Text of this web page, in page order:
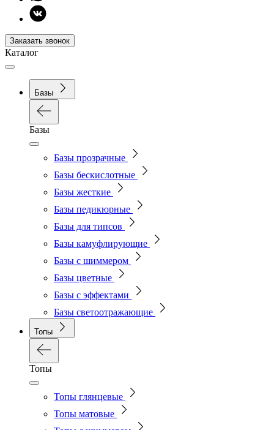
Заказать звонок
Каталог
Базы
Базы
Базы прозрачные
Базы бескислотные
Базы жесткие
Базы педикюрные
Базы для типсов
Базы камуфлирующие
Базы с шиммером
Базы цветные
Базы с эффектами
Базы светоотражающие
Топы
Топы
Топы глянцевые
Топы матовые